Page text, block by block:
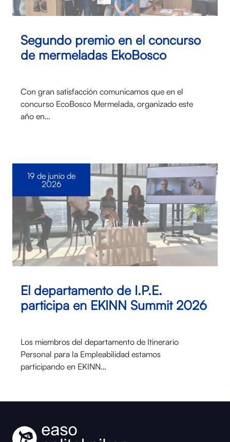
Segundo premio en el concurso
de mermeladas EkoBosco
Con gran satisfacción comunicamos que en el
concurso EcoBosco Mermelada, organizado este
año en…
El departamento de I.P.E.
participa en EKINN Summit 2026
Los miembros del departamento de Itinerario
Personal para la Empleabilidad estamos
participando en EKINN…
19 de junio de
2026